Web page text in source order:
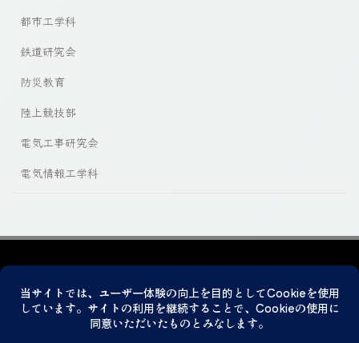
都市工学科
鉄道研究会
防災教育
陸上競技部
電気工事研究会
電気情報工学科
© 2026 神戸市立科学技術高等学校